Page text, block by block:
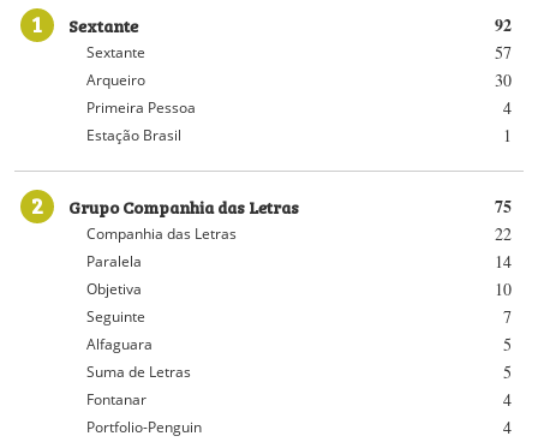
1 92
Sextante
57
Sextante
30
Arqueiro
4
Primeira Pessoa
1
Estação Brasil
2 75
Grupo Companhia das Letras
22
Companhia das Letras
14
Paralela
10
Objetiva
7
Seguinte
5
Alfaguara
5
Suma de Letras
4
Fontanar
4
Portfolio-Penguin